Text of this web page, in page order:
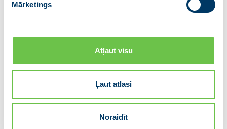
Mārketings
Atļaut visu
Ļaut atlasi
Noraidīt
viesus un veidot tiešus kontaktus ar citiem cilvēkiem.
preces vai pārtiku iegādājas ar piegādi mājoklī vai
izmantojot tuvinieku palīdzību. Ja nepieciešams, lūdz
pašvaldības sociālā dienesta palīdzību, bet izvairoties
Lai mazinātu ārkārtējās situācijas ietekmi